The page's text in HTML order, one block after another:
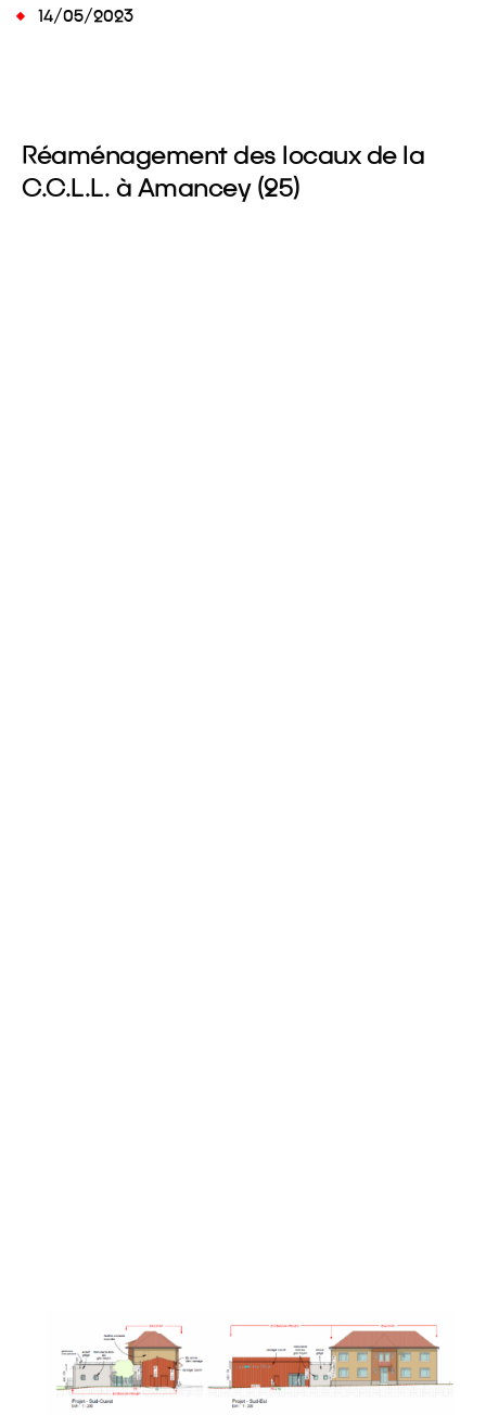
14/05/2023
Réaménagement des locaux de la
C.C.L.L. à Amancey (25)